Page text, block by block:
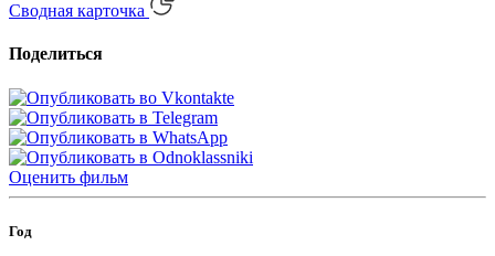
Сводная карточка
Поделиться
Оценить фильм
Год